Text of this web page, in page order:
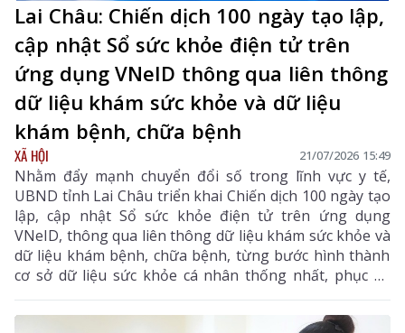
Lai Châu: Chiến dịch 100 ngày tạo lập,
cập nhật Sổ sức khỏe điện tử trên
ứng dụng VNeID thông qua liên thông
dữ liệu khám sức khỏe và dữ liệu
khám bệnh, chữa bệnh
XÃ HỘI 21/07/2026 15:49
Nhằm đẩy mạnh chuyển đổi số trong lĩnh vực y tế,
UBND tỉnh Lai Châu triển khai Chiến dịch 100 ngày tạo
lập, cập nhật Sổ sức khỏe điện tử trên ứng dụng
VNeID, thông qua liên thông dữ liệu khám sức khỏe và
dữ liệu khám bệnh, chữa bệnh, từng bước hình thành
cơ sở dữ liệu sức khỏe cá nhân thống nhất, phục vụ
quản lý sức khỏe toàn dân.